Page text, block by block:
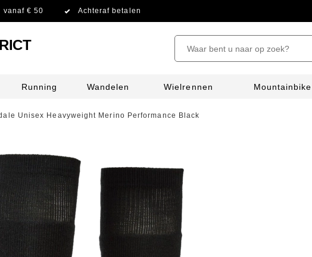
vanaf € 50 Achteraf betalen
Running Wandelen Wielrennen Mountainbike
Unisex Heavyweight Merino Performance Black